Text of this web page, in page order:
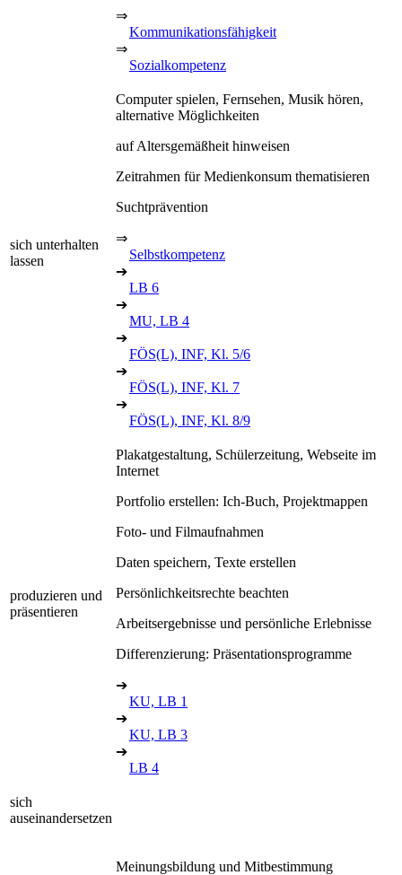
⇒
Kommunikationsfähigkeit
⇒
Sozialkompetenz
sich unterhalten
lassen
Computer spielen, Fernsehen, Musik hören,
alternative Möglichkeiten
auf Altersgemäßheit hinweisen
Zeitrahmen für Medienkonsum thematisieren
Suchtprävention
⇒
Selbstkompetenz
➔
LB 6
➔
MU, LB 4
➔
FÖS(L), INF, Kl. 5/6
➔
FÖS(L), INF, Kl. 7
➔
FÖS(L), INF, Kl. 8/9
produzieren und
präsentieren
Plakatgestaltung, Schülerzeitung, Webseite im
Internet
Portfolio erstellen: Ich-Buch, Projektmappen
Foto- und Filmaufnahmen
Daten speichern, Texte erstellen
Persönlichkeitsrechte beachten
Arbeitsergebnisse und persönliche Erlebnisse
Differenzierung: Präsentationsprogramme
➔
KU, LB 1
➔
KU, LB 3
➔
LB 4
sich
auseinandersetzen
Meinungsbildung und Mitbestimmung